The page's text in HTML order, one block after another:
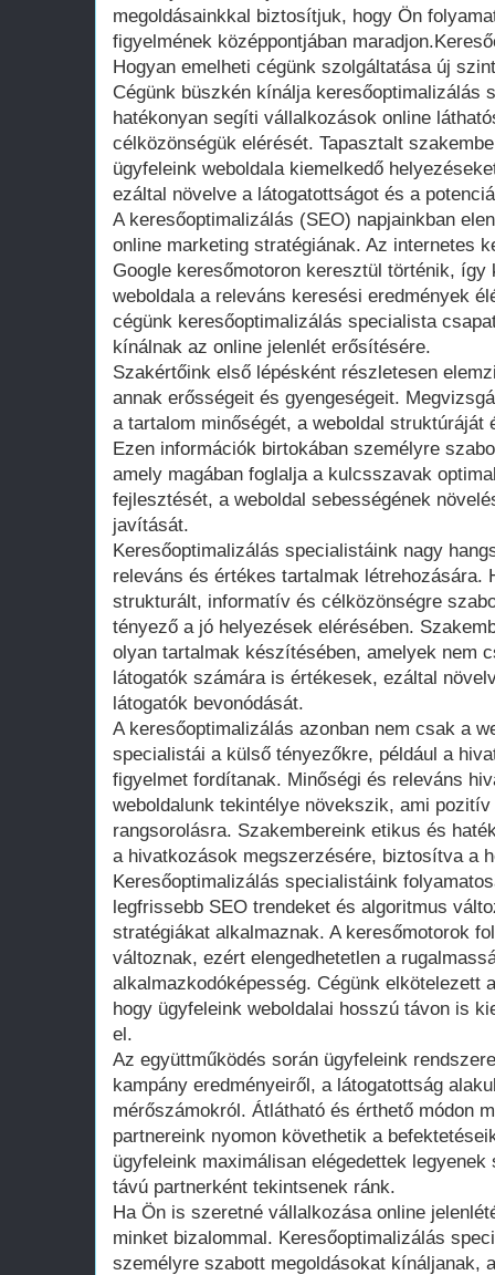
megoldásainkkal biztosítjuk, hogy Ön
figyelmének középpontjában
Hogyan emelheti cégünk szolgáltatása új
Cégünk büszkén kínálja keresőoptimalizálás
hatékonyan segíti vállalkozások online
célközönségük elérését. Tapasztalt
ügyfeleink weboldala kiemelkedő
ezáltal növelve a látogatottságot és a
A keresőoptimalizálás (SEO) napjainkban
online marketing stratégiának. Az internetes
Google keresőmotoron keresztül történik, így
weboldala a releváns keresési eredmények
cégünk keresőoptimalizálás specialista
kínálnak az online jelenlét erősítésére.
Szakértőink első lépésként részletesen
annak erősségeit és gyengeségeit.
a tartalom minőségét, a weboldal struktúráját
Ezen információk birtokában személyre
amely magában foglalja a kulcsszavak
fejlesztését, a weboldal sebességének
javítását.
Keresőoptimalizálás specialistáink nagy
releváns és értékes tartalmak létrehozására.
strukturált, informatív és célközönségre
tényező a jó helyezések elérésében.
olyan tartalmak készítésében, amelyek nem
látogatók számára is értékesek, ezáltal
látogatók bevonódását.
A keresőoptimalizálás azonban nem csak a
specialistái a külső tényezőkre, például a
figyelmet fordítanak. Minőségi és releváns
weboldalunk tekintélye növekszik, ami
rangsorolásra. Szakembereink etikus és
a hivatkozások megszerzésére, biztosítva a
Keresőoptimalizálás specialistáink
legfrissebb SEO trendeket és algoritmus
stratégiákat alkalmaznak. A keresőmotorok
változnak, ezért elengedhetetlen a
alkalmazkodóképesség. Cégünk elkötelezett
hogy ügyfeleink weboldalai hosszú távon is
el.
Az együttműködés során ügyfeleink
kampány eredményeiről, a látogatottság
mérőszámokról. Átlátható és érthető módon
partnereink nyomon követhetik a
ügyfeleink maximálisan elégedettek
távú partnerként tekintsenek ránk.
Ha Ön is szeretné vállalkozása online
minket bizalommal. Keresőoptimalizálás
személyre szabott megoldásokat kínáljanak,